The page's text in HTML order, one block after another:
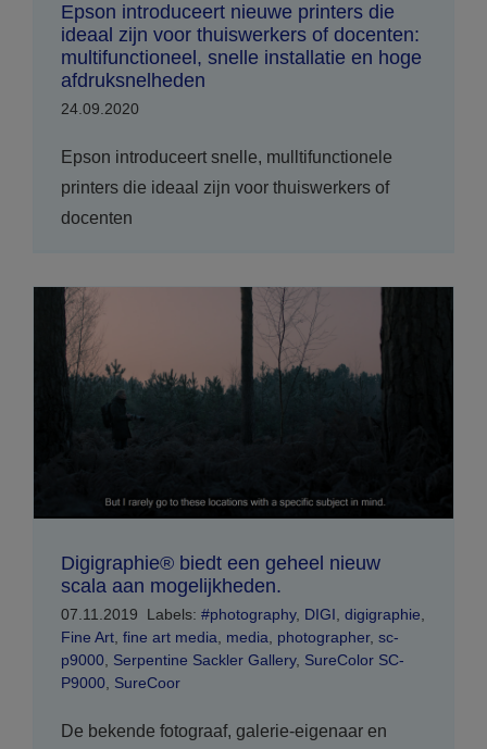
Epson introduceert nieuwe printers die
ideaal zijn voor thuiswerkers of docenten:
multifunctioneel, snelle installatie en hoge
afdruksnelheden
24.09.2020
Epson introduceert snelle, mulltifunctionele
printers die ideaal zijn voor thuiswerkers of
docenten
Digigraphie® biedt een geheel nieuw
scala aan mogelijkheden.
07.11.2019 Labels: #photography, DIGI digigraphie
Fine Art, fine art media media photographer, sc-
p9000, Serpentine Sackler Gallery, SureColor SC-
P9000, SureCoor
De bekende fotograaf, galerie-eigenaar en